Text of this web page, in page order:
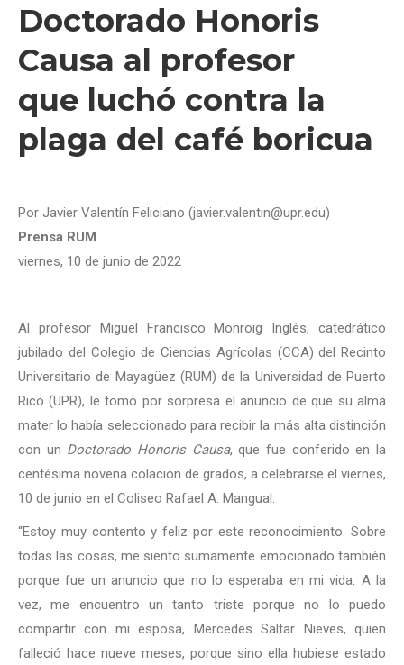
Doctorado Honoris
Causa al profesor
que luchó contra la
plaga del café boricua
Por Javier Valentín Feliciano (javier.valentin@upr.edu)
Prensa RUM
viernes, 10 de junio de 2022
Al profesor Miguel Francisco Monroig Inglés, catedrático
jubilado del Colegio de Ciencias Agrícolas (CCA) del Recinto
Universitario de Mayagüez (RUM) de la Universidad de Puerto
Rico (UPR), le tomó por sorpresa el anuncio de que su alma
mater lo había seleccionado para recibir la más alta distinción
con un Doctorado Honoris Causa, que fue conferido en la
centésima novena colación de grados, a celebrarse el viernes,
10 de junio en el Coliseo Rafael A. Mangual.
“Estoy muy contento y feliz por este reconocimiento. Sobre
todas las cosas, me siento sumamente emocionado también
porque fue un anuncio que no lo esperaba en mi vida. A la
vez, me encuentro un tanto triste porque no lo puedo
compartir con mi esposa, Mercedes Saltar Nieves, quien
falleció hace nueve meses, porque sino ella hubiese estado